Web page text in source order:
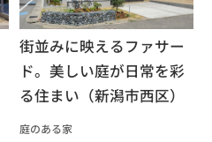
街並みに映えるファサー
ド。美しい庭が日常を彩
る住まい（新潟市西区）
庭のある家